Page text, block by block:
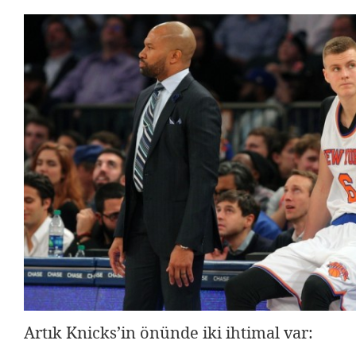
Artık Knicks’in önünde iki ihtimal var: